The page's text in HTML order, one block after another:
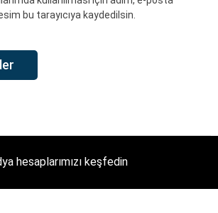
bu tarayıcıya kaydedilsin.
hesaplarımızı keşfedin